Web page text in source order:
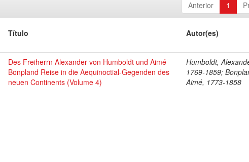
Anterior 1
Título Autor(es)
Des Freiherrn Alexander von Humboldt und Aimé
Bonpland Reise in die Aequinoctial-Gegenden des
neuen Continents (Volume 4)
Humboldt,
1769-1859;
Aimé, 1773-1858